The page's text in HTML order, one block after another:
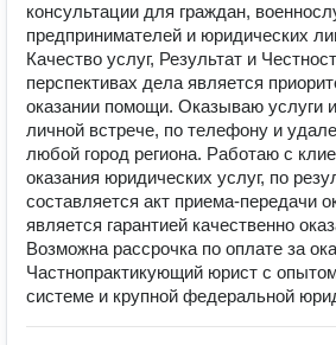
консультации для граждан,
предпринимателей и юридических
Качество услуг, Результат и
перспективах дела является
оказании помощи. Оказываю услуги
личной встрече, по телефону и
любой город региона. Работаю с
оказания юридических услуг, по
составляется акт приема-передачи
является гарантией качественно
Возможна рассрочка по оплате за
Частнопрактикующий юрист с
системе и крупной федеральной